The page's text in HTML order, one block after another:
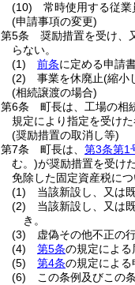
(10)
常時使用する従業
(申請事項の変更)
第5条
奨励措置を受け、
らない。
(1)
前条に定める申請
(2)
事業を休廃止(縮小
(相続譲渡の場合)
第6条
町長は、工場の相
規定により指定を受け
(奨励措置の取消し等)
第7条
町長は、 第3条第1
む。)が奨励措置を受け
免除した固定資産税に
(1)
当該新設し、又は
(2)
当該新設し、又は
き。
(3)
虚偽その他不正の
(4)
第5条の規定による
(5)
第4条の規定による
(6)
この条例及びこの